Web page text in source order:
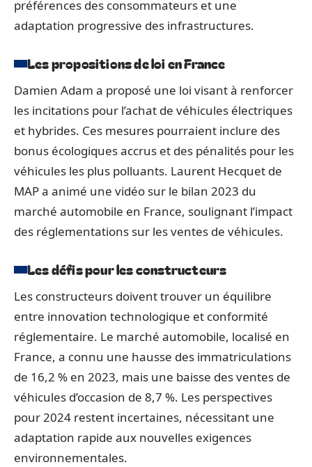
préférences des consommateurs et une
adaptation progressive des infrastructures.
Les propositions de loi en France
Damien Adam a proposé une loi visant à renforcer
les incitations pour l’achat de véhicules électriques
et hybrides. Ces mesures pourraient inclure des
bonus écologiques accrus et des pénalités pour les
véhicules les plus polluants. Laurent Hecquet de
MAP a animé une vidéo sur le bilan 2023 du
marché automobile en France, soulignant l’impact
des réglementations sur les ventes de véhicules.
Les défis pour les constructeurs
Les constructeurs doivent trouver un équilibre
entre innovation technologique et conformité
réglementaire. Le marché automobile, localisé en
France, a connu une hausse des immatriculations
de 16,2 % en 2023, mais une baisse des ventes de
véhicules d’occasion de 8,7 %. Les perspectives
pour 2024 restent incertaines, nécessitant une
adaptation rapide aux nouvelles exigences
environnementales.